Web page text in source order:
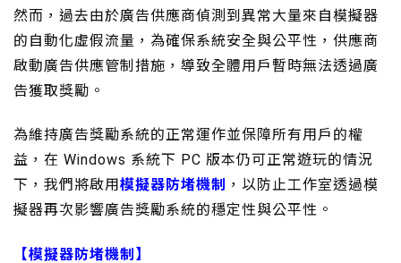
然而，過去由於廣告供應商偵測到異常大量來自模擬器
的自動化虛假流量，為確保系統安全與公平性，供應商
啟動廣告供應管制措施，導致全體用戶暫時無法透過廣
告獲取獎勵。
為維持廣告獎勵系統的正常運作並保障所有用戶的權
益，在 Windows 系統下 PC 版本仍可正常遊玩的情況
下，我們將啟用 模擬器防堵機制 ，以防止工作室透過模
擬器再次影響廣告獎勵系統的穩定性與公平性。
【模擬器防堵機制】